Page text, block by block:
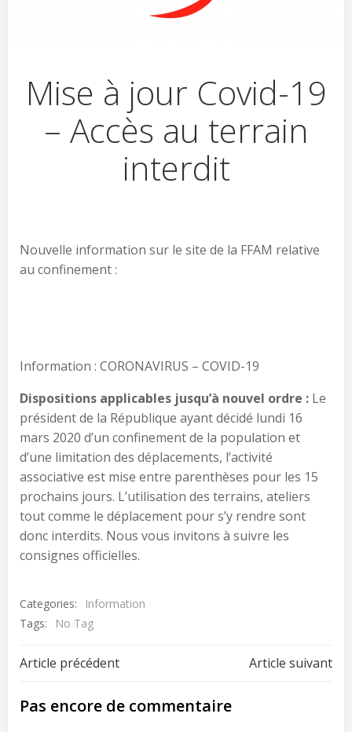
Mise à jour Covid-19
– Accès au terrain
interdit
Nouvelle information sur le site de la FFAM relative
au confinement :
Information : CORONAVIRUS – COVID-19
Dispositions applicables jusqu’à nouvel ordre : Le
président de la République ayant décidé lundi 16
mars 2020 d’un confinement de la population et
d’une limitation des déplacements, l’activité
associative est mise entre parenthèses pour les 15
prochains jours. L’utilisation des terrains, ateliers
tout comme le déplacement pour s’y rendre sont
donc interdits. Nous vous invitons à suivre les
consignes officielles.
Categories:
Information
Tags:
No Tag
Navigation
de
Article précédent
Navigation
de
Article suivant
Pas encore de commentaire